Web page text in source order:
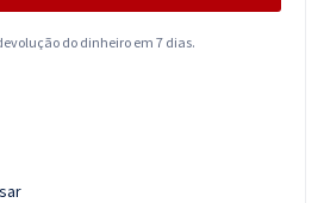
do dinheiro em 7 dias.